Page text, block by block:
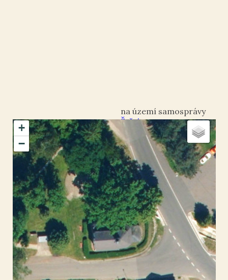
+
−
Štětí
okres Litoměřice
Radouň u Štětí
50.479693,
14.396523
Kaple